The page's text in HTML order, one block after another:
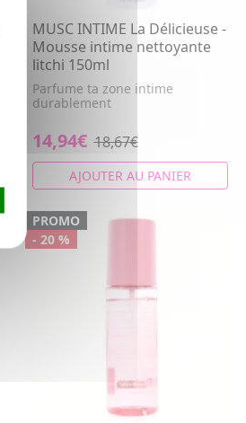
MUSC INTIME La Délicieuse -
Mousse intime nettoyante
litchi 150ml
Parfume ta zone intime
durablement
14,94€ 18,67€
AJOUTER AU PANIER
PROMO
- 20 %